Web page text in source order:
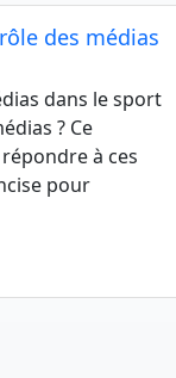
des médias
dans le sport
? Ce
à ces
pour